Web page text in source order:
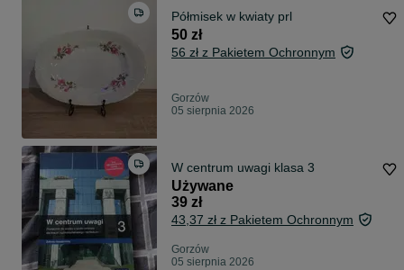
Półmisek w kwiaty prl
50 zł
56 zł z Pakietem Ochronnym
Gorzów
05 sierpnia 2026
W centrum uwagi klasa 3
Używane
39 zł
43,37 zł z Pakietem Ochronnym
Gorzów
05 sierpnia 2026